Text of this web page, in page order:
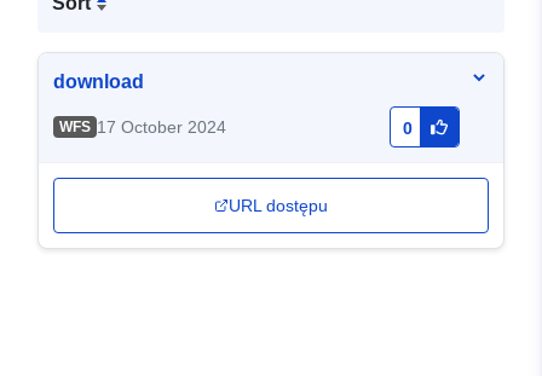
download
WFS 17 October 2024 0
URL dostępu